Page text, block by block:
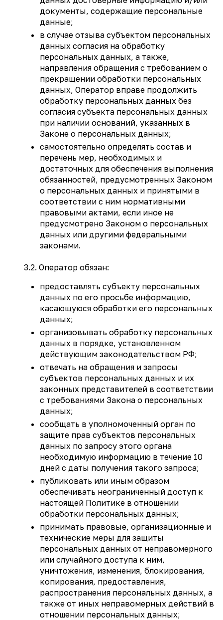
документы, содержащие персональные
данные;
в случае отзыва субъектом персональных
данных согласия на обработку
персональных данных, а также,
направления обращения с требованием о
прекращении обработки персональных
данных, Оператор вправе продолжить
обработку персональных данных без
согласия субъекта персональных данных
при наличии оснований, указанных в
Законе о персональных данных;
самостоятельно определять состав и
перечень мер, необходимых и
достаточных для обеспечения выполнения
обязанностей, предусмотренных Законом
о персональных данных и принятыми в
соответствии с ним нормативными
правовыми актами, если иное не
предусмотрено Законом о персональных
данных или другими федеральными
законами.
3.2. Оператор обязан:
предоставлять субъекту персональных
данных по его просьбе информацию,
касающуюся обработки его персональных
данных;
организовывать обработку персональных
данных в порядке, установленном
действующим законодательством РФ;
отвечать на обращения и запросы
субъектов персональных данных и их
законных представителей в соответствии
с требованиями Закона о персональных
данных;
сообщать в уполномоченный орган по
защите прав субъектов персональных
данных по запросу этого органа
необходимую информацию в течение 10
дней с даты получения такого запроса;
публиковать или иным образом
обеспечивать неограниченный доступ к
настоящей Политике в отношении
обработки персональных данных;
принимать правовые, организационные и
технические меры для защиты
персональных данных от неправомерного
или случайного доступа к ним,
уничтожения, изменения, блокирования,
копирования, предоставления,
распространения персональных данных, а
также от иных неправомерных действий в
отношении персональных данных;